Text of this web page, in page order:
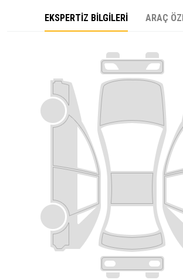
EKSPERTİZ BİLGİLERİ ARAÇ